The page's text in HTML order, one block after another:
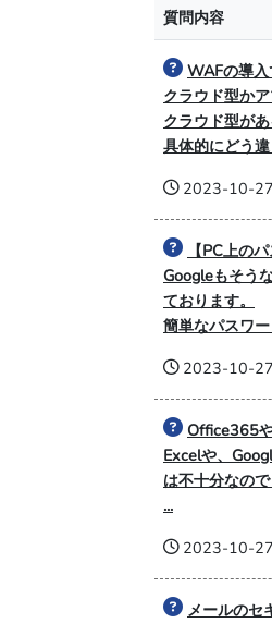
質問内容
WAFの導入
クラウド型か
クラウド型が
具体的にどう
2023-10-
【PC上の
Googleもそう
ております。
簡単なパスワ
2023-10-
Office365
Excelや、
は不十分なので
...
2023-10-
メールのセ